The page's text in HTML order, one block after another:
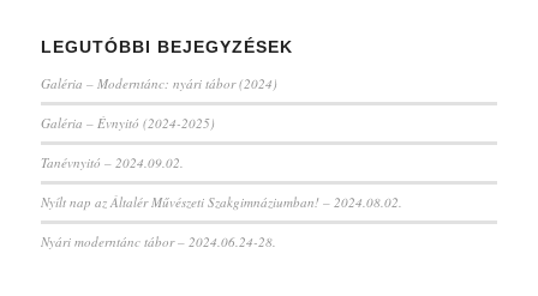
LEGUTÓBBI BEJEGYZÉSEK
Galéria – Moderntánc: nyári tábor (2024)
Galéria – Évnyitó (2024-2025)
Tanévnyitó – 2024.09.02.
Nyílt nap az Általér Művészeti Szakgimnáziumban! – 2024.08.02.
Nyári moderntánc tábor – 2024.06.24-28.